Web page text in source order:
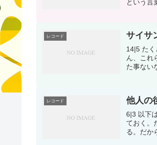
という言
レコード サイサ
14|5 た
ん、これ
た事ない
レコード 他人の
6|3 以下
ておく。
る。だか